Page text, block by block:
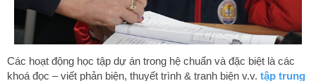
Các hoạt động học tập dự án trong hệ chuẩn và đặc biệt là các
khoá đọc – viết phản biện, thuyết trình & tranh biện v.v. tập trung